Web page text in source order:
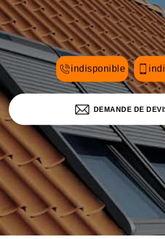
indisponible
DEMANDE DE